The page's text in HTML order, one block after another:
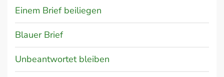
Einem Brief beiliegen
Blauer Brief
Unbeantwortet bleiben